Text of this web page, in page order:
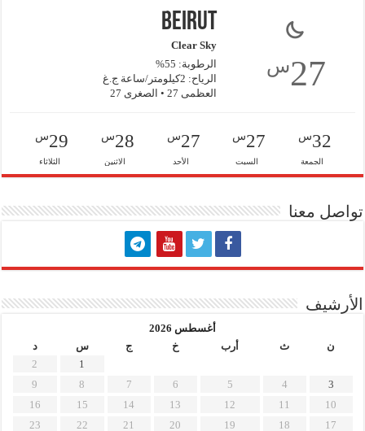
27س
Beirut
Clear Sky
الرطوبة: 55%
الرياح: 2كيلومتر/ساعة ج.غ
العظمى 27 • الصغرى 27
32س
الجمعة
27س
السبت
27س
الأحد
28س
الاثنين
29س
الثلاثاء
تواصل معنا
الأرشيف
أغسطس 2026
ن
ث أرب خ ج س
د
1
2
3
4
5
6
7
8
9
10
11
12
13
14
15
16
17
18
19
20
21
22
23